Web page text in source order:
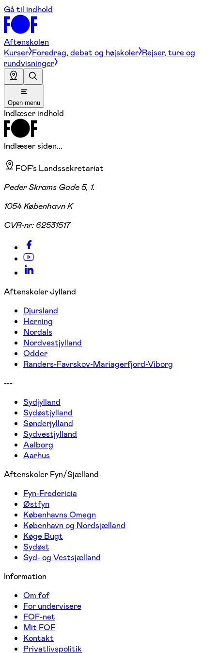
Gå til indhold
Aftenskolen
Kurser Foredrag, debat og højskoler Rejser, ture og
rundvisninger
Open menu
Indlæser indhold
Indlæser siden...
FOF's Landssekretariat
Peder Skrams Gade 5, 1.
1054 København K
CVR-nr: 62531517
Aftenskoler Jylland
Djursland
Herning
Nordals
Nordvestjylland
Odder
Randers-Favrskov-Mariagerfjord-Viborg
---
Sydjylland
Sydøstjylland
Sønderjylland
Sydvestjylland
Aalborg
Aarhus
Aftenskoler Fyn/Sjælland
Fyn-Fredericia
Østfyn
Københavns Omegn
København og Nordsjælland
Køge Bugt
Sydøst
Syd- og Vestsjælland
Information
Om fof
For undervisere
FOF-net
Mit FOF
Kontakt
Privatlivspolitik